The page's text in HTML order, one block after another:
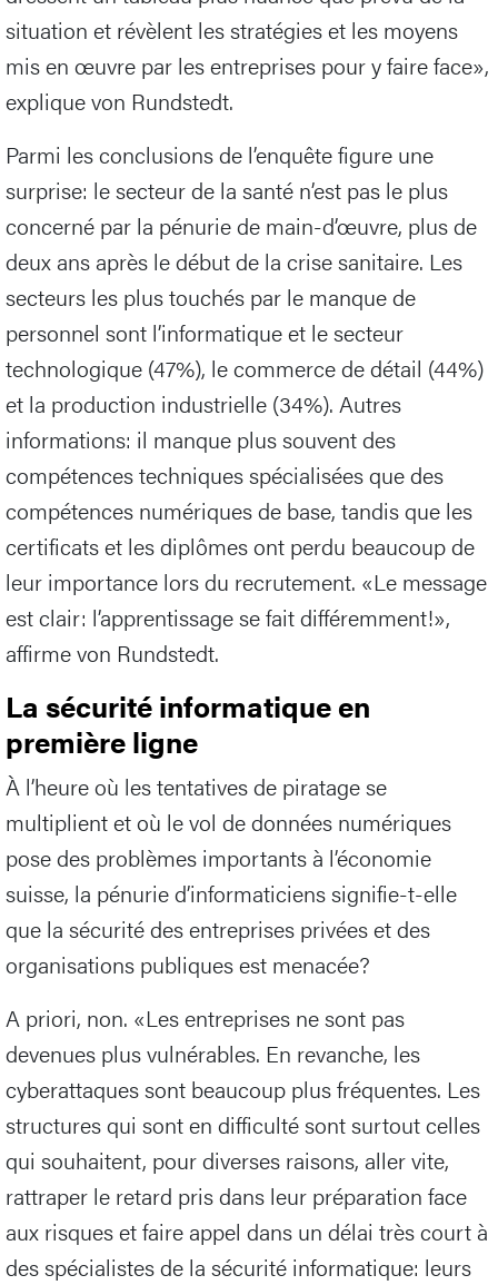
situation et révèlent les stratégies et les moyens
mis en œuvre par les entreprises pour y faire face»,
explique von Rundstedt.
Parmi les conclusions de l’enquête figure une
surprise: le secteur de la santé n’est pas le plus
concerné par la pénurie de main-d’œuvre, plus de
deux ans après le début de la crise sanitaire. Les
secteurs les plus touchés par le manque de
personnel sont l’informatique et le secteur
technologique (47%), le commerce de détail (44%)
et la production industrielle (34%). Autres
informations: il manque plus souvent des
compétences techniques spécialisées que des
compétences numériques de base, tandis que les
certificats et les diplômes ont perdu beaucoup de
leur importance lors du recrutement. «Le message
est clair: l’apprentissage se fait différemment!»,
affirme von Rundstedt.
La sécurité informatique en
première ligne
À l’heure où les tentatives de piratage se
multiplient et où le vol de données numériques
pose des problèmes importants à l’économie
suisse, la pénurie d’informaticiens signifie-t-elle
que la sécurité des entreprises privées et des
organisations publiques est menacée?
A priori, non. «Les entreprises ne sont pas
devenues plus vulnérables. En revanche, les
cyberattaques sont beaucoup plus fréquentes. Les
structures qui sont en difficulté sont surtout celles
qui souhaitent, pour diverses raisons, aller vite,
rattraper le retard pris dans leur préparation face
aux risques et faire appel dans un délai très court à
des spécialistes de la sécurité informatique: leurs